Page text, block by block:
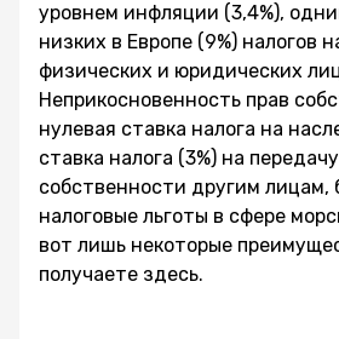
уровнем инфляции (3,4%),
низких в Европе (9%) налогов
физических и юридических
Неприкосновенность прав
нулевая ставка налога на
ставка налога (3%) на
собственности другим лицам,
налоговые льготы в сфере
вот лишь некоторые
получаете здесь.